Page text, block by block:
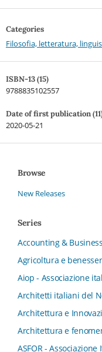
Categories
Filosofia, letteratura,
ISBN-13 (15)
9788835102557
Date of first publication
2020-05-21
Browse
New Releases
Series
Accounting &
Agricoltura e
Aiop - Associazione
Architetti italiani del
Architettura e
Architettura e
ASFOR -